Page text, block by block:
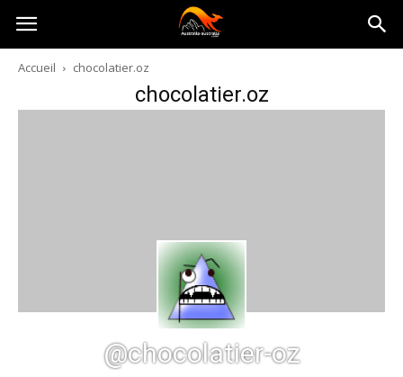
Australia-
australie.com
Accueil chocolatier.oz
chocolatier.oz
@chocolatier-oz